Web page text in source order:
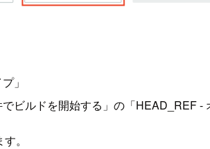
」
でビルドを開始する」の「HEAD_REF -
。